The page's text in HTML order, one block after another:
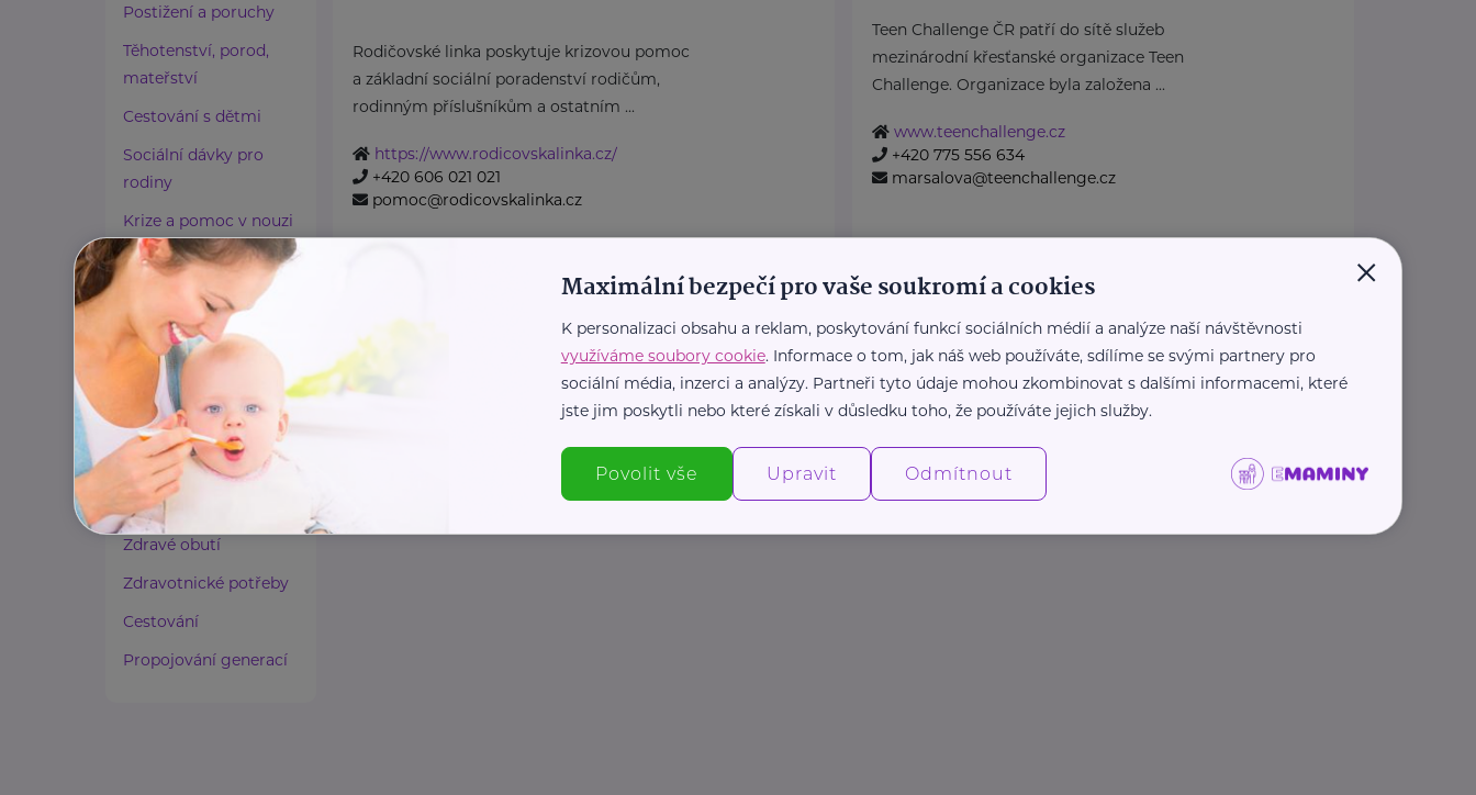
Postižení a poruchy
Těhotenství, porod,
mateřství
Cestování s dětmi
Sociální dávky pro
rodiny
Krize a pomoc v nouzi
Paliativní péče
Rady a tipy
Harmonie duše a těla
Zaměstnávání osob ze
zdravotním
postižením
Lázeňství a wellness
Zdravé spaní a sezení
Zdravé obutí
Zdravotnické potřeby
Cestování
Propojování generací
Rodičovské linka poskytuje krizovou pomoc
a základní sociální poradenství rodičům,
rodinným příslušníkům a ostatním ...
https://www.rodicovskalinka.cz/
+420 606 021 021
pomoc@rodicovskalinka.cz
Teen Challenge ČR patří do sítě služeb
mezinárodní křesťanské organizace Teen
Challenge. Organizace byla založena ...
www.teenchallenge.cz
+420 775 556 634
marsalova@teenchallenge.cz
YMCA Ústí nad Labem
Vaníčkova
×
Maximální bezpečí pro vaše soukromí a cookies
K personalizaci obsahu a reklam, poskytování funkcí sociálních médií a analýze naší návštěvnosti
využíváme soubory cookie. Informace o tom, jak náš web používáte, sdílíme se svými partnery pro
sociální média, inzerci a analýzy. Partneři tyto údaje mohou zkombinovat s dalšími informacemi, které
jste jim poskytli nebo které získali v důsledku toho, že používáte jejich služby.
Povolit vše Upravit Odmítnout